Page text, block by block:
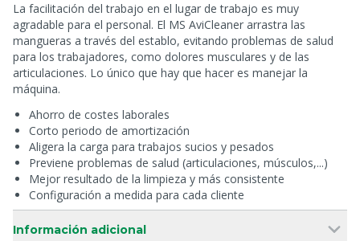
La facilitación del trabajo en el lugar de trabajo es muy
agradable para el personal. El MS AviCleaner arrastra las
mangueras a través del establo, evitando problemas de salud
para los trabajadores, como dolores musculares y de las
articulaciones. Lo único que hay que hacer es manejar la
máquina.
Ahorro de costes laborales
Corto periodo de amortización
Aligera la carga para trabajos sucios y pesados
Previene problemas de salud (articulaciones, músculos,...)
Mejor resultado de la limpieza y más consistente
Configuración a medida para cada cliente
Información adicional